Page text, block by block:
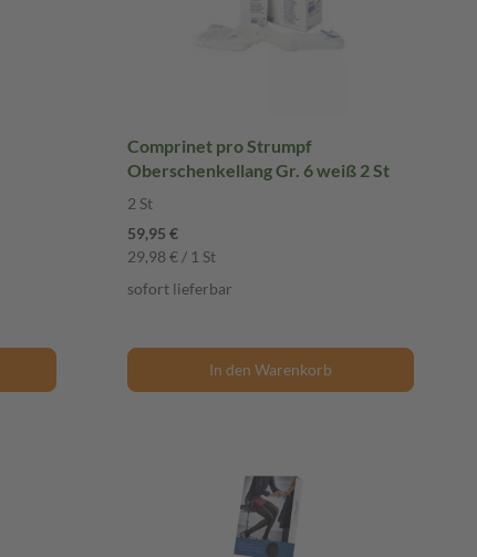
Comprinet pro Strumpf
Oberschenkellang Gr. 6 weiß 2 St
2 St
59,95 €
29,98 € / 1 St
sofort lieferbar
In den Warenkorb